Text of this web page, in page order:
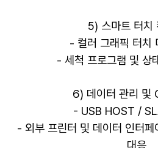
5) 스마트 터치
- 컬러 그래픽 터치
- 세척 프로그램 및 상
6) 데이터 관리 및
- USB HOST /
- 외부 프린터 및 데이터 인터
대응